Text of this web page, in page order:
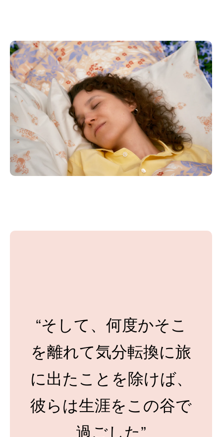
“そして、何度かそこ
を離れて気分転換に旅
に出たことを除けば、
彼らは生涯をこの谷で
過ごした”